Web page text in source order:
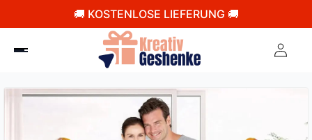
🚚 KOSTENLOSE LIEFERUNG 🚚